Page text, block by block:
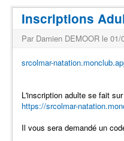
Inscriptions
Par Damien DEMOOR le 01/
srcolmar-
L'inscription adulte se fait
https://srcolmar-
Il vous sera demandé un